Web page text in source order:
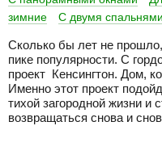
зимние
С двумя спальнями
Сколько бы лет не
пике популярности. С
проект Кенсингтон. Дом,
Именно этот проект
тихой загородной жизни и
возвращаться снова и